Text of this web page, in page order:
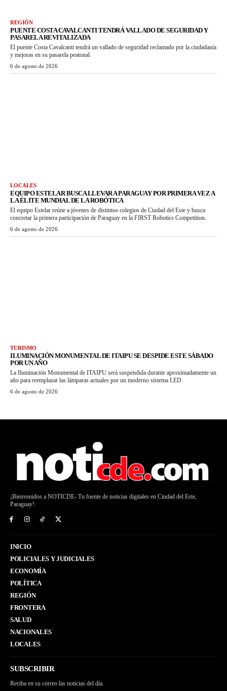
REGIÓN
PUENTE COSTA CAVALCANTI TENDRÁ VALLADO DE SEGURIDAD Y
PASARELA REVITALIZADA
El puente Costa Cavalcanti tendrá un vallado de seguridad reclamado por la ciudadanía
y mejoras en su pasarela peatonal.
6 de agosto de 2026
LOCALES
EQUIPO ESTELAR BUSCA LLEVAR A PARAGUAY POR PRIMERA VEZ A
LA ÉLITE MUNDIAL DE LA ROBÓTICA
El equipo Estelar reúne a jóvenes de distintos colegios de Ciudad del Este y busca
concretar la primera participación de Paraguay en la FIRST Robotics Competition.
6 de agosto de 2026
TURISMO
ILUMINACIÓN MONUMENTAL DE ITAIPU SE DESPIDE ESTE SÁBADO
POR UN AÑO
La Iluminación Monumental de ITAIPU será suspendida durante aproximadamente un
año para reemplazar las lámparas actuales por un moderno sistema LED.
6 de agosto de 2026
¡Bienvenidos a NOTICDE- Tu fuente de noticias digitales en Ciudad del Este,
Paraguay!.
INICIO
POLICIALES Y JUDICIALES
ECONOMÍA
POLÍTICA
REGIÓN
FRONTERA
SALUD
NACIONALES
LOCALES
SUBSCRIBIR
Reciba en su correo las noticias del día.